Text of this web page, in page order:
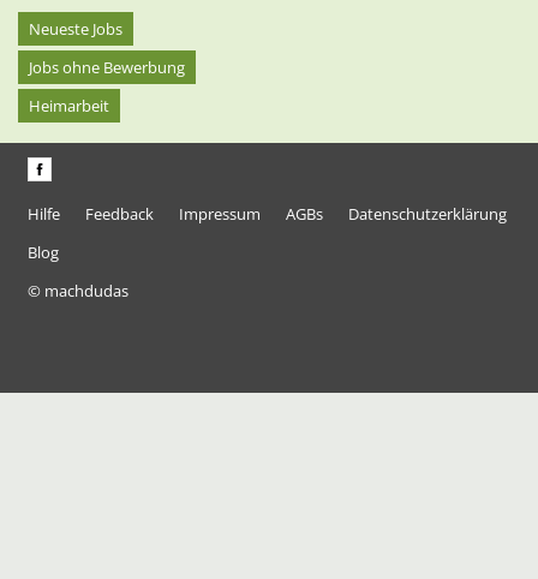
Neueste Jobs
Jobs ohne Bewerbung
Heimarbeit
Hilfe Feedback Impressum AGBs
Datenschutzerklärung
Blog
© machdudas